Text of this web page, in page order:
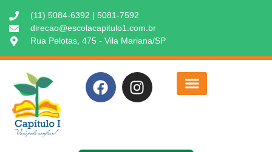
(11) 5084-6392 | 5081-7592
direcao@escolacapitulo1.com.br
Rua Pelotas, 475 - Vila Mariana/SP